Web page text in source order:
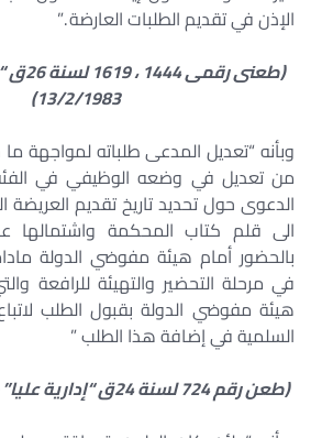
الإذن في تقديم الطلبات العارضة .”
(طعنى
13/2/1983)
وبأنه “تعديل المدعى طلباته لمواجهة
من تعديل في وضعه الوظيفي في الفئة
الدعوى حول تحديد تاريخ تقديم
الى قلم كتاب المحكمة واشتمالها
بالحضور أمام هيئة مفوضي الدولة
في مرحلة التحضير والتهيئة للرافعة
هيئة مفوضي الدولة بقبول الطلب لاتباع
السلمية في إضافة هذا الطلب ”
(طعن رقم 724 لسنة 24ق “إدارية عليا” جلسة 16/1/1982)